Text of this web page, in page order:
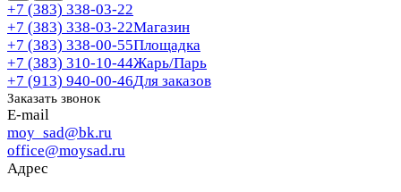
+7 (383) 338-03-22
+7 (383) 338-03-22Магазин
+7 (383) 338-00-55Площадка
+7 (383) 310-10-44Жарь/Парь
+7 (913) 940-00-46Для заказов
Заказать звонок
E-mail
moy_sad@bk.ru
office@moysad.ru
Адрес